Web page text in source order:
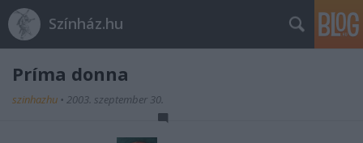
Színház.hu
Príma donna
szinhazhu • 2003. szeptember 30.